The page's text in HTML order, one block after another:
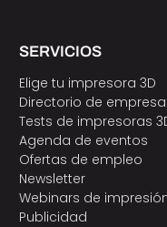
SERVICIOS
Elige tu impresora 3D
Directorio de
Tests de impresoras
Agenda de eventos
Ofertas de empleo
Newsletter
Webinars de
Publicidad